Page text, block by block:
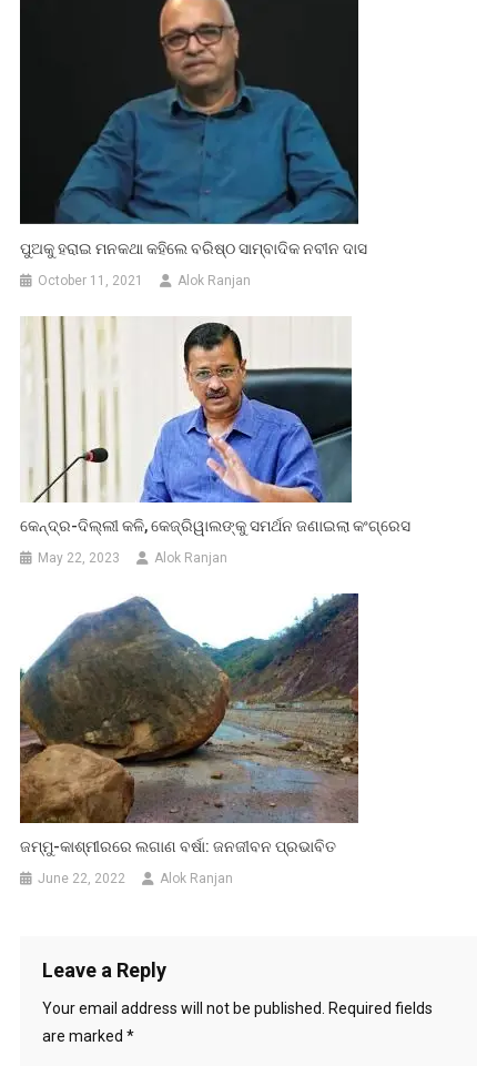
ପୁଅକୁ ହରାଇ ମନକଥା କହିଲେ ବରିଷ୍ଠ ସାମ୍ବାଦିକ ନବୀନ ଦାସ
October 11, 2021 Alok Ranjan
କେନ୍ଦ୍ର-ଦିଲ୍ଲୀ କଳି, କେଜ୍ରିୱାଲଙ୍କୁ ସମର୍ଥନ ଜଣାଇଲା କଂଗ୍ରେସ
May 22, 2023 Alok Ranjan
ଜମ୍ମୁ-କାଶ୍ମୀରରେ ଲଗାଣ ବର୍ଷା: ଜନଜୀବନ ପ୍ରଭାବିତ
June 22, 2022 Alok Ranjan
Leave a Reply
Your email address will not be published. Required fields
are marked *